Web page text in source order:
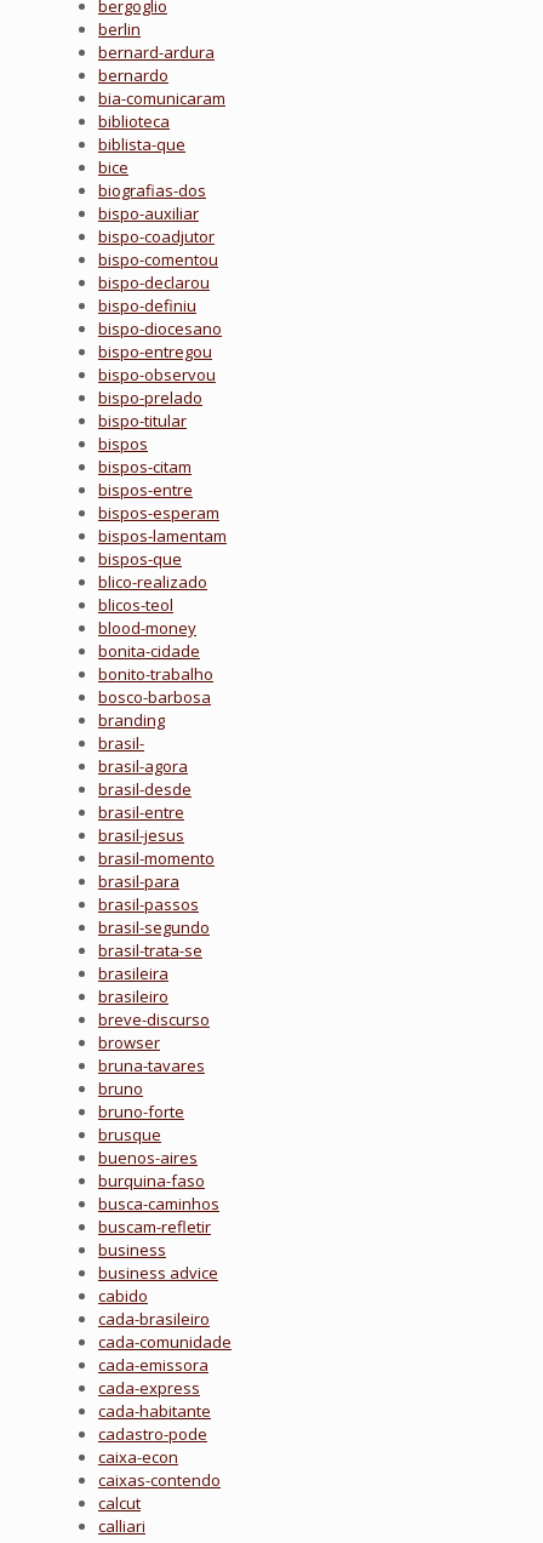
bergoglio
berlin
bernard-ardura
bernardo
bia-comunicaram
biblioteca
biblista-que
bice
biografias-dos
bispo-auxiliar
bispo-coadjutor
bispo-comentou
bispo-declarou
bispo-definiu
bispo-diocesano
bispo-entregou
bispo-observou
bispo-prelado
bispo-titular
bispos
bispos-citam
bispos-entre
bispos-esperam
bispos-lamentam
bispos-que
blico-realizado
blicos-teol
blood-money
bonita-cidade
bonito-trabalho
bosco-barbosa
branding
brasil-
brasil-agora
brasil-desde
brasil-entre
brasil-jesus
brasil-momento
brasil-para
brasil-passos
brasil-segundo
brasil-trata-se
brasileira
brasileiro
breve-discurso
browser
bruna-tavares
bruno
bruno-forte
brusque
buenos-aires
burquina-faso
busca-caminhos
buscam-refletir
business
business advice
cabido
cada-brasileiro
cada-comunidade
cada-emissora
cada-express
cada-habitante
cadastro-pode
caixa-econ
caixas-contendo
calcut
calliari